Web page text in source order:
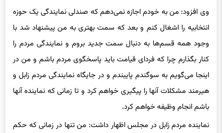
وی افزود: من به خودم اجازه نمی‌دهم که صندلی نمایندگی یک حوزه
انتخابیه را اشغال کنم و بعد که سمت بهتری به من پیشنهاد شد با
وجود همه قسم‌ها به دنبال سمت جدید بروم و نمایندگی مردم را
کنار بگذارم چرا که فردای قیامت باید پاسخگوی مردم باشم و من در
اینجا می‌گویم به سوگندم پایبندم و در جایگاه نمایندگی مردم زابل و
هیرمند مشکلات آنها را پیگیری خواهم کرد و تا زمانی که نماینده آنها
باشم انجام وظیفه خواهم کرد.
نماینده مردم زابل در مجلس اظهار داشت:‌ من تنها در زمانی که حکم